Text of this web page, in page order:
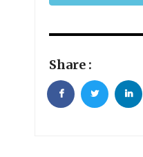
Share :